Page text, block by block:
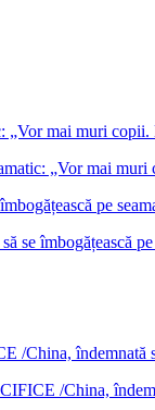
„Vor mai
se îmbogățească
/China,